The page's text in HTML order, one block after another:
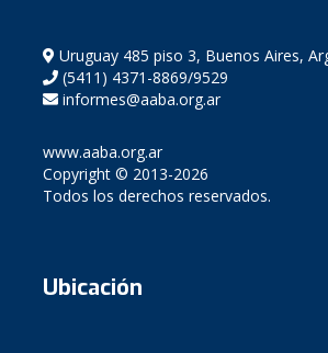
Uruguay 485 piso 3, Buenos Aires,
(5411) 4371-8869/9529
informes@aaba.org.ar
www.aaba.org.ar
Copyright © 2013-2026
Todos los derechos reservados.
Ubicación